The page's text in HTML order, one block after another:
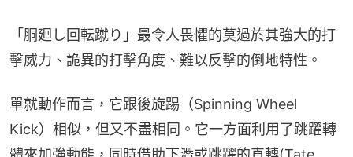
「胴廻し回転蹴り」最令人畏懼的莫過於其強大的打
擊威力、詭異的打擊角度、難以反擊的倒地特性。
單就動作而言，它跟後旋踢（Spinning Wheel
Kick）相似，但又不盡相同。它一方面利用了跳躍轉